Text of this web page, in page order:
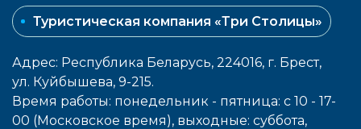
Туристическая компания «Три Столицы»
Адрес: Республика Беларусь, 224016, г. Брест,
ул. Куйбышева, 9-215.
Время работы: понедельник - пятница: с 10 - 17-
00 (Московское время), выходные: cуббота,